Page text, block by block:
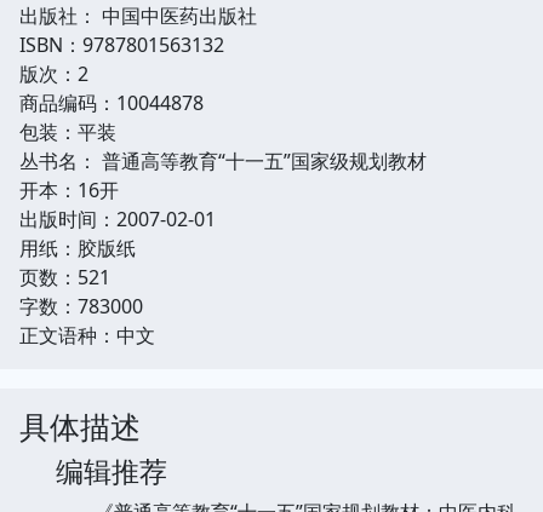
出版社： 中国中医药出版社
ISBN：9787801563132
版次：2
商品编码：10044878
包装：平装
丛书名： 普通高等教育“十一五”国家级规划教材
开本：16开
出版时间：2007-02-01
用纸：胶版纸
页数：521
字数：783000
正文语种：中文
具体描述
编辑推荐